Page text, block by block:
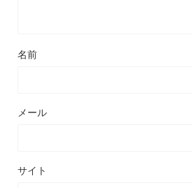
名前
メール
サイト